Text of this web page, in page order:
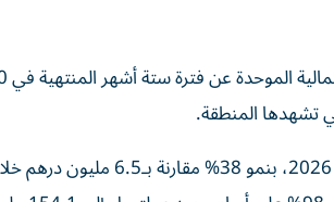
تشهدها المنطقة.
وبلغ صافي أرباح الشركة 9 ملايين درهم خلال